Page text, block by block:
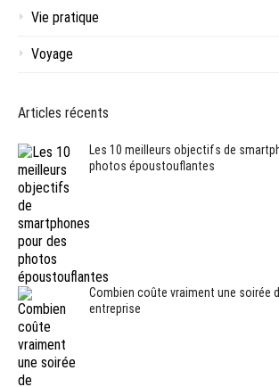
Vie pratique
Voyage
Articles récents
Les 10 meilleurs objectifs de
photos époustouflantes
Combien coûte vraiment une soirée
entreprise